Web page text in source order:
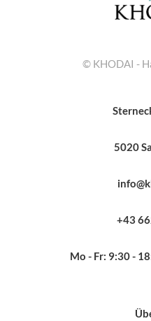
© KHODAI -
5020
+43
Mo - Fr: 9:30 -